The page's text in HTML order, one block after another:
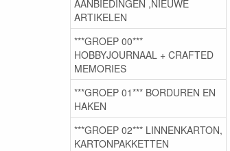
AANBIEDINGEN ,NIEUWE
ARTIKELEN
***GROEP 00***
HOBBYJOURNAAL + CRAFTED
MEMORIES
***GROEP 01*** BORDUREN EN
HAKEN
***GROEP 02*** LINNENKARTON,
KARTONPAKKETTEN